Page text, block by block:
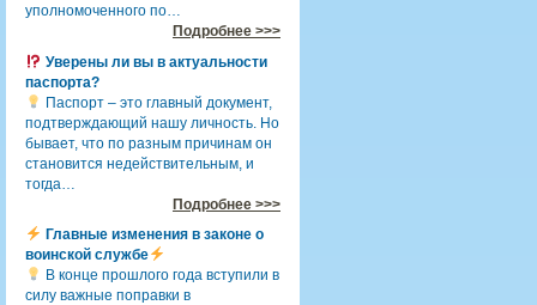
уполномоченного по…
Подробнее >>>
Уверены ли вы в актуальности
паспорта?
Паспорт – это главный документ,
подтверждающий нашу личность. Но
бывает, что по разным причинам он
становится недействительным, и
тогда…
Подробнее >>>
Главные изменения в законе о
воинской службе
В конце прошлого года вступили в
силу важные поправки в